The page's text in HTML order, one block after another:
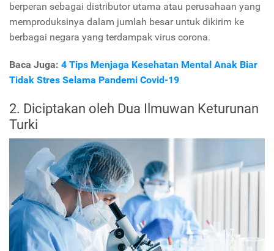
berperan sebagai distributor utama atau perusahaan yang
memproduksinya dalam jumlah besar untuk dikirim ke
berbagai negara yang terdampak virus corona.
Baca Juga: 4 Tips Menjaga Kesehatan Mental Anak Biar
Tidak Stres Selama Pandemi Covid-19
2. Diciptakan oleh Dua Ilmuwan Keturunan
Turki